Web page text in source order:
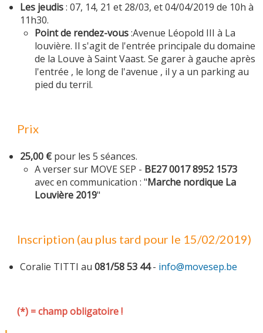
NOUS CONTACTER
Les jeudis: 07, 14, 21 et 28/03, et 04/04/2019 de 10h à
11h30.
Point de rendez-vous:Avenue Léopold III à La
louvière. Il s'agit de l'entrée principale du domaine
de la Louve à Saint Vaast. Se garer à gauche après
l'entrée , le long de l'avenue , il y a un parking au
pied du terril.
Prix
25,00 €pour les 5 séances.
A verser sur MOVE SEP - BE27 0017 8952 1573
avec en communication : "Marche nordique La
Louvière 2019"
Inscription (au plus tard pour le 15/02/2019)
Coralie TITTI au 081/58 53 44- info@movesep.be
(*) = champ obligatoire !